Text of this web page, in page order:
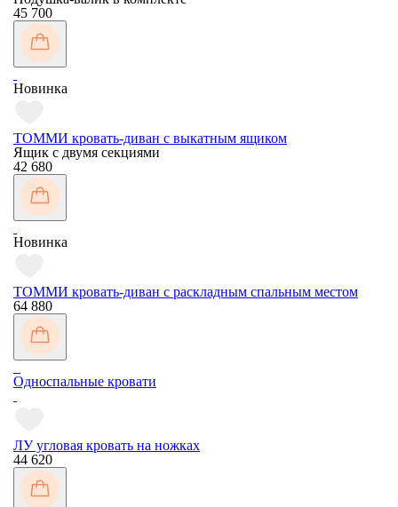
45 700
Новинка
ТОММИ кровать-диван с выкатным ящиком
Ящик с двумя секциями
42 680
Новинка
ТОММИ кровать-диван с раскладным спальным местом
64 880
Односпальные кровати
ЛУ угловая кровать на ножках
44 620